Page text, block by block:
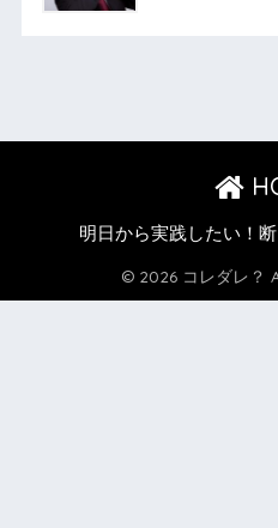
明日から実践したい！
© 2026 コレダレ？